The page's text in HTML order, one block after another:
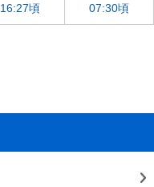
16:27頃
07:30頃